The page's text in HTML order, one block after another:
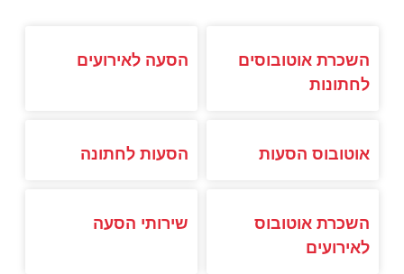
השכרת אוטובוסים
לחתונות
הסעה לאירועים
אוטובוס הסעות הסעות לחתונה
השכרת אוטובוס
לאירועים
שירותי הסעה